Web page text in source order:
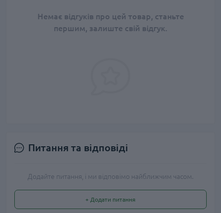
Немає відгуків про цей товар, станьте
першим, залиште свій відгук.
Питання та відповіді
Додайте питання, і ми відповімо найближчим часом.
+ Додати питання